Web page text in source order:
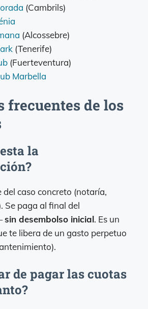
(Cambrils)
(Alcossebre)
(Tenerife)
(Fuerteventura)
Marbella
frecuentes de los
la
del caso concreto (notaría,
Se paga al final del
sin desembolso inicial. Es un
te libera de un gasto perpetuo
de pagar las cuotas